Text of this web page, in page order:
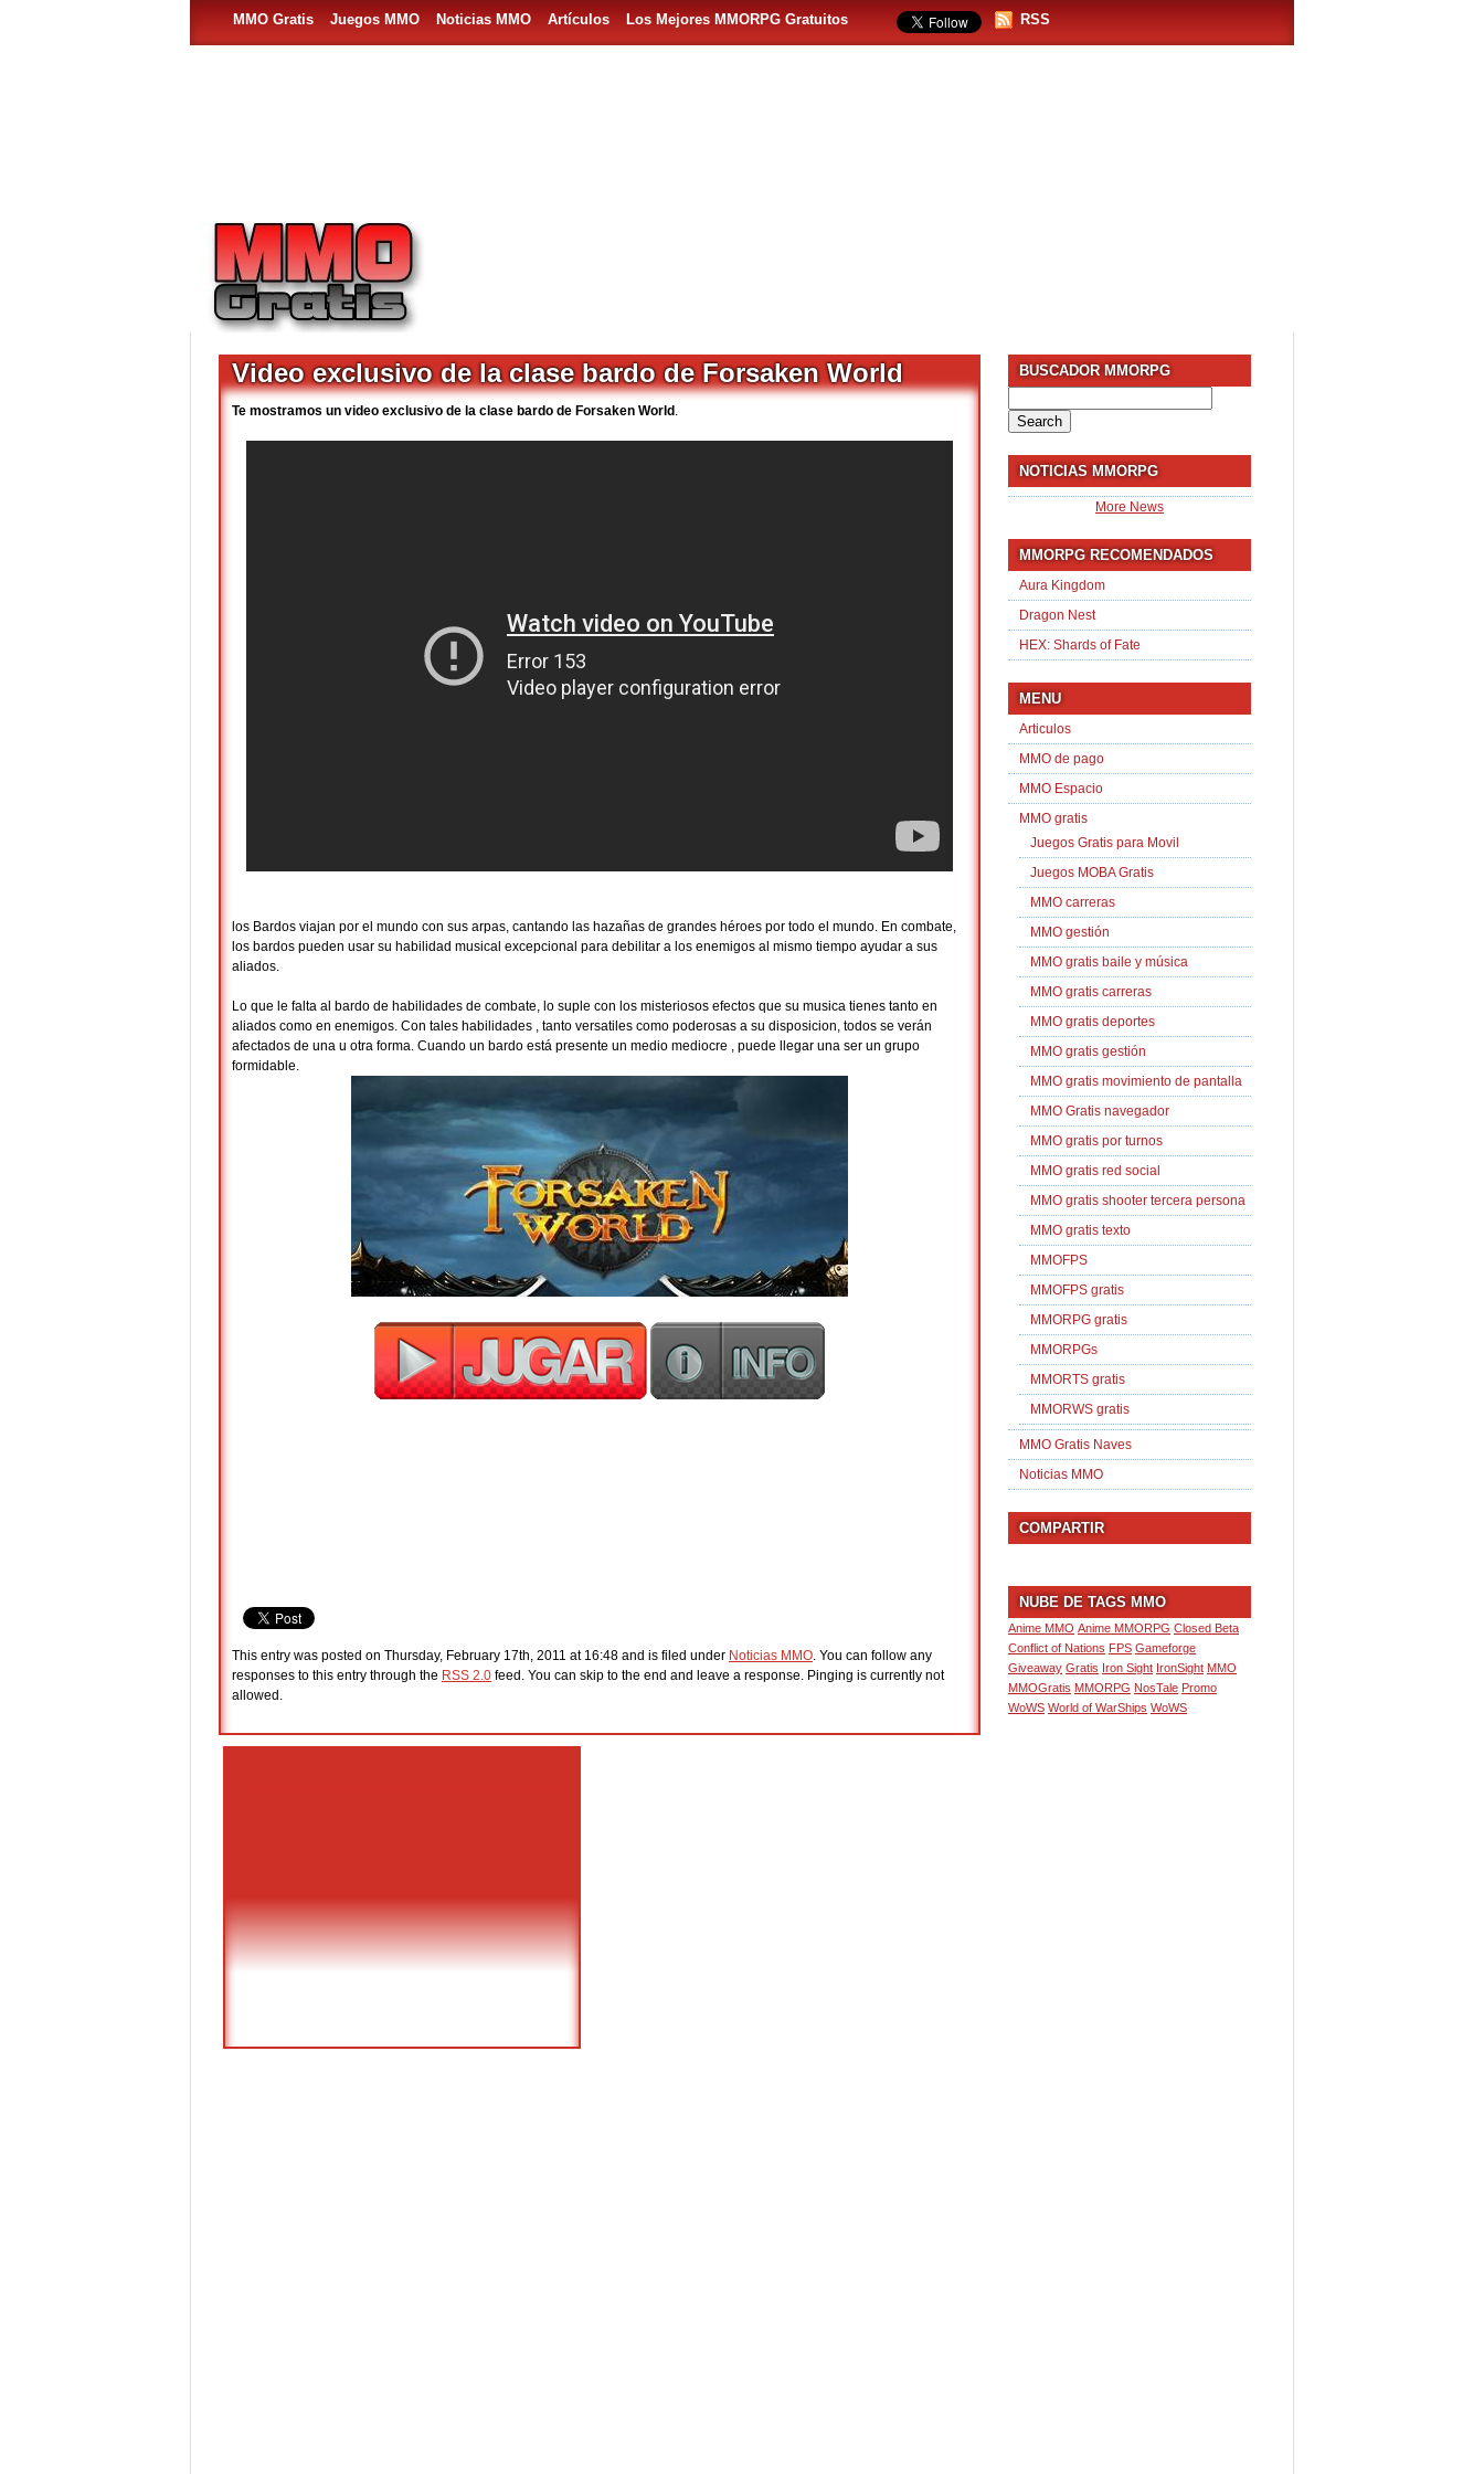
MMO Gratis Juegos MMO Noticias MMO Artículos Los Mejores MMORPG Gratuitos RSS
Video exclusivo de la clase bardo de Forsaken World
Te mostramos un video exclusivo de la clase bardo de Forsaken World .
los Bardos viajan por el mundo con sus arpas, cantando las hazañas de grandes héroes por todo el mundo. En combate,
los bardos pueden usar su habilidad musical excepcional para debilitar a los enemigos al mismo tiempo ayudar a sus
aliados.
Lo que le falta al bardo de habilidades de combate, lo suple con los misteriosos efectos que su musica tienes tanto en
aliados como en enemigos. Con tales habilidades , tanto versatiles como poderosas a su disposicion, todos se verán
afectados de una u otra forma. Cuando un bardo está presente un medio mediocre , puede llegar una ser un grupo
formidable.
This entry was posted on Thursday, February 17th, 2011 at 16:48 and is filed under Noticias MMO. You can follow any
responses to this entry through the RSS 2.0 feed. You can skip to the end and leave a response. Pinging is currently not
allowed.
BUSCADOR MMORPG
for:
NOTICIAS MMORPG
More News
MMORPG RECOMENDADOS
Aura Kingdom
Dragon Nest
HEX: Shards of Fate
MENU
Articulos
MMO de pago
MMO Espacio
MMO gratis
Juegos Gratis para Movil
Juegos MOBA Gratis
MMO carreras
MMO gestión
MMO gratis baile y música
MMO gratis carreras
MMO gratis deportes
MMO gratis gestión
MMO gratis movimiento de pantalla
MMO Gratis navegador
MMO gratis por turnos
MMO gratis red social
MMO gratis shooter tercera persona
MMO gratis texto
MMOFPS
MMOFPS gratis
MMORPG gratis
MMORPGs
MMORTS gratis
MMORWS gratis
MMO Gratis Naves
Noticias MMO
COMPARTIR
NUBE DE TAGS MMO
Anime MMO Anime MMORPG Closed Beta
Conflict of Nations FPS Gameforge
Giveaway Gratis Iron Sight IronSight MMO
MMOGratis MMORPG NosTale Promo
WoWS World of WarShips WoWS